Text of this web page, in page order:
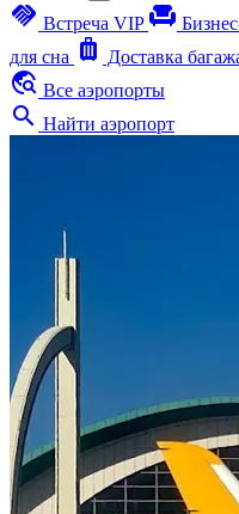
handshake Встреча VIP chair
для сна luggage Доставка
travel_explore Все аэропорты
search Найти аэропорт